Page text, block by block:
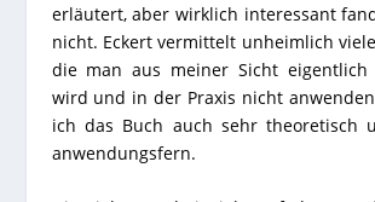
erläutert, aber wirklich interessant
nicht. Eckert vermittelt unheimlich
die man aus meiner Sicht eigentlich
wird und in der Praxis nicht
ich das Buch auch sehr theoretisch
anwendungsfern.